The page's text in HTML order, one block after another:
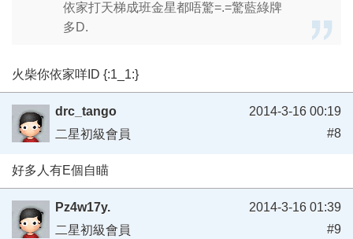
依家打天梯成班金星都唔驚=.=驚藍綠牌
多D.
火柴你依家咩ID {:1_1:}
drc_tango
二星初級會員
2014-3-16 00:19
#8
好多人有E個自瞄
Pz4w17y.
二星初級會員
2014-3-16 01:39
#9